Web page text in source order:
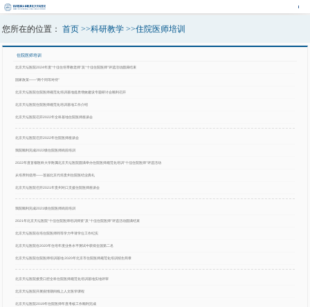
您所在的位置：首页 >>科研教学 >>住院医师培训
住院医师培训
北京天坛医院2024年度“十佳住培带教老师”及“十佳住院医师”评选活动圆满结束
国家政策——“两个同等对待”
北京天坛医院住院医师规范化培训基地提质增效建设专题研讨会顺利召开
北京天坛医院住院医师规范化培训基地工作介绍
北京天坛医院召开2022年全科基地住院医师座谈会
北京天坛医院召开2022年住院医师座谈会
我院顺利完成2022级住院医师岗前培训
2022年度首都医科大学附属北京天坛医院圆满举办住院医师规范化培训“十佳住院医师”评选活动
从培养到使用——首届北京代培贵州住院医结业典礼
北京天坛医院召开2021年贵州对口支援住院医师座谈会
我院顺利完成2021级住院医师岗前培训
2021年北京天坛医院“十佳住院医师培训师资”及“十佳住院医师”评选活动圆满结束
北京天坛医院在培住院医师同等学力申请学位工作纪实
北京天坛医院在2020年住培年度业务水平测试中获得全国第二名
北京天坛医院住院医师培训基地 2020年北京市住院医师规范化培训招生简章
北京天坛医院接受口腔全科住院医师规范化培训基地实地评审
北京天坛医院开展疫情期间线上人文医学课程
北京天坛医院2019年住院医师年度考核工作顺利完成